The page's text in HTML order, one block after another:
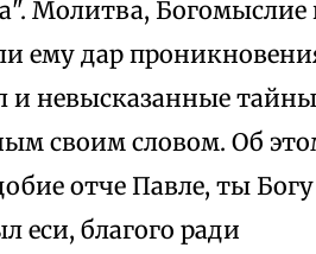
Молитва, Богомыслие
ему дар
и невысказанные
своим словом. Об
отче Павле, ты Богу
еси, благого ради